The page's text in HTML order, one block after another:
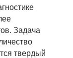
Задача
твердый